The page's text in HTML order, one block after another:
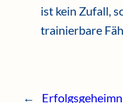
ist kein Zufall,
trainierbare
←